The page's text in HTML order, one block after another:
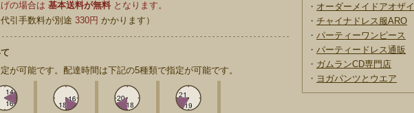
の場合は 基本送料が無料となります。
引手数料が別途 330円 かかります）
が可能です。配達時間は下記の5種類で指定が可能です。
・ オーダーメイドアオザイ
・ チャイナドレス服ARO
・ パーティーワンピース
・ パーティードレス通販
・ ガムランCD専門店
・ ヨガパンツとウエア